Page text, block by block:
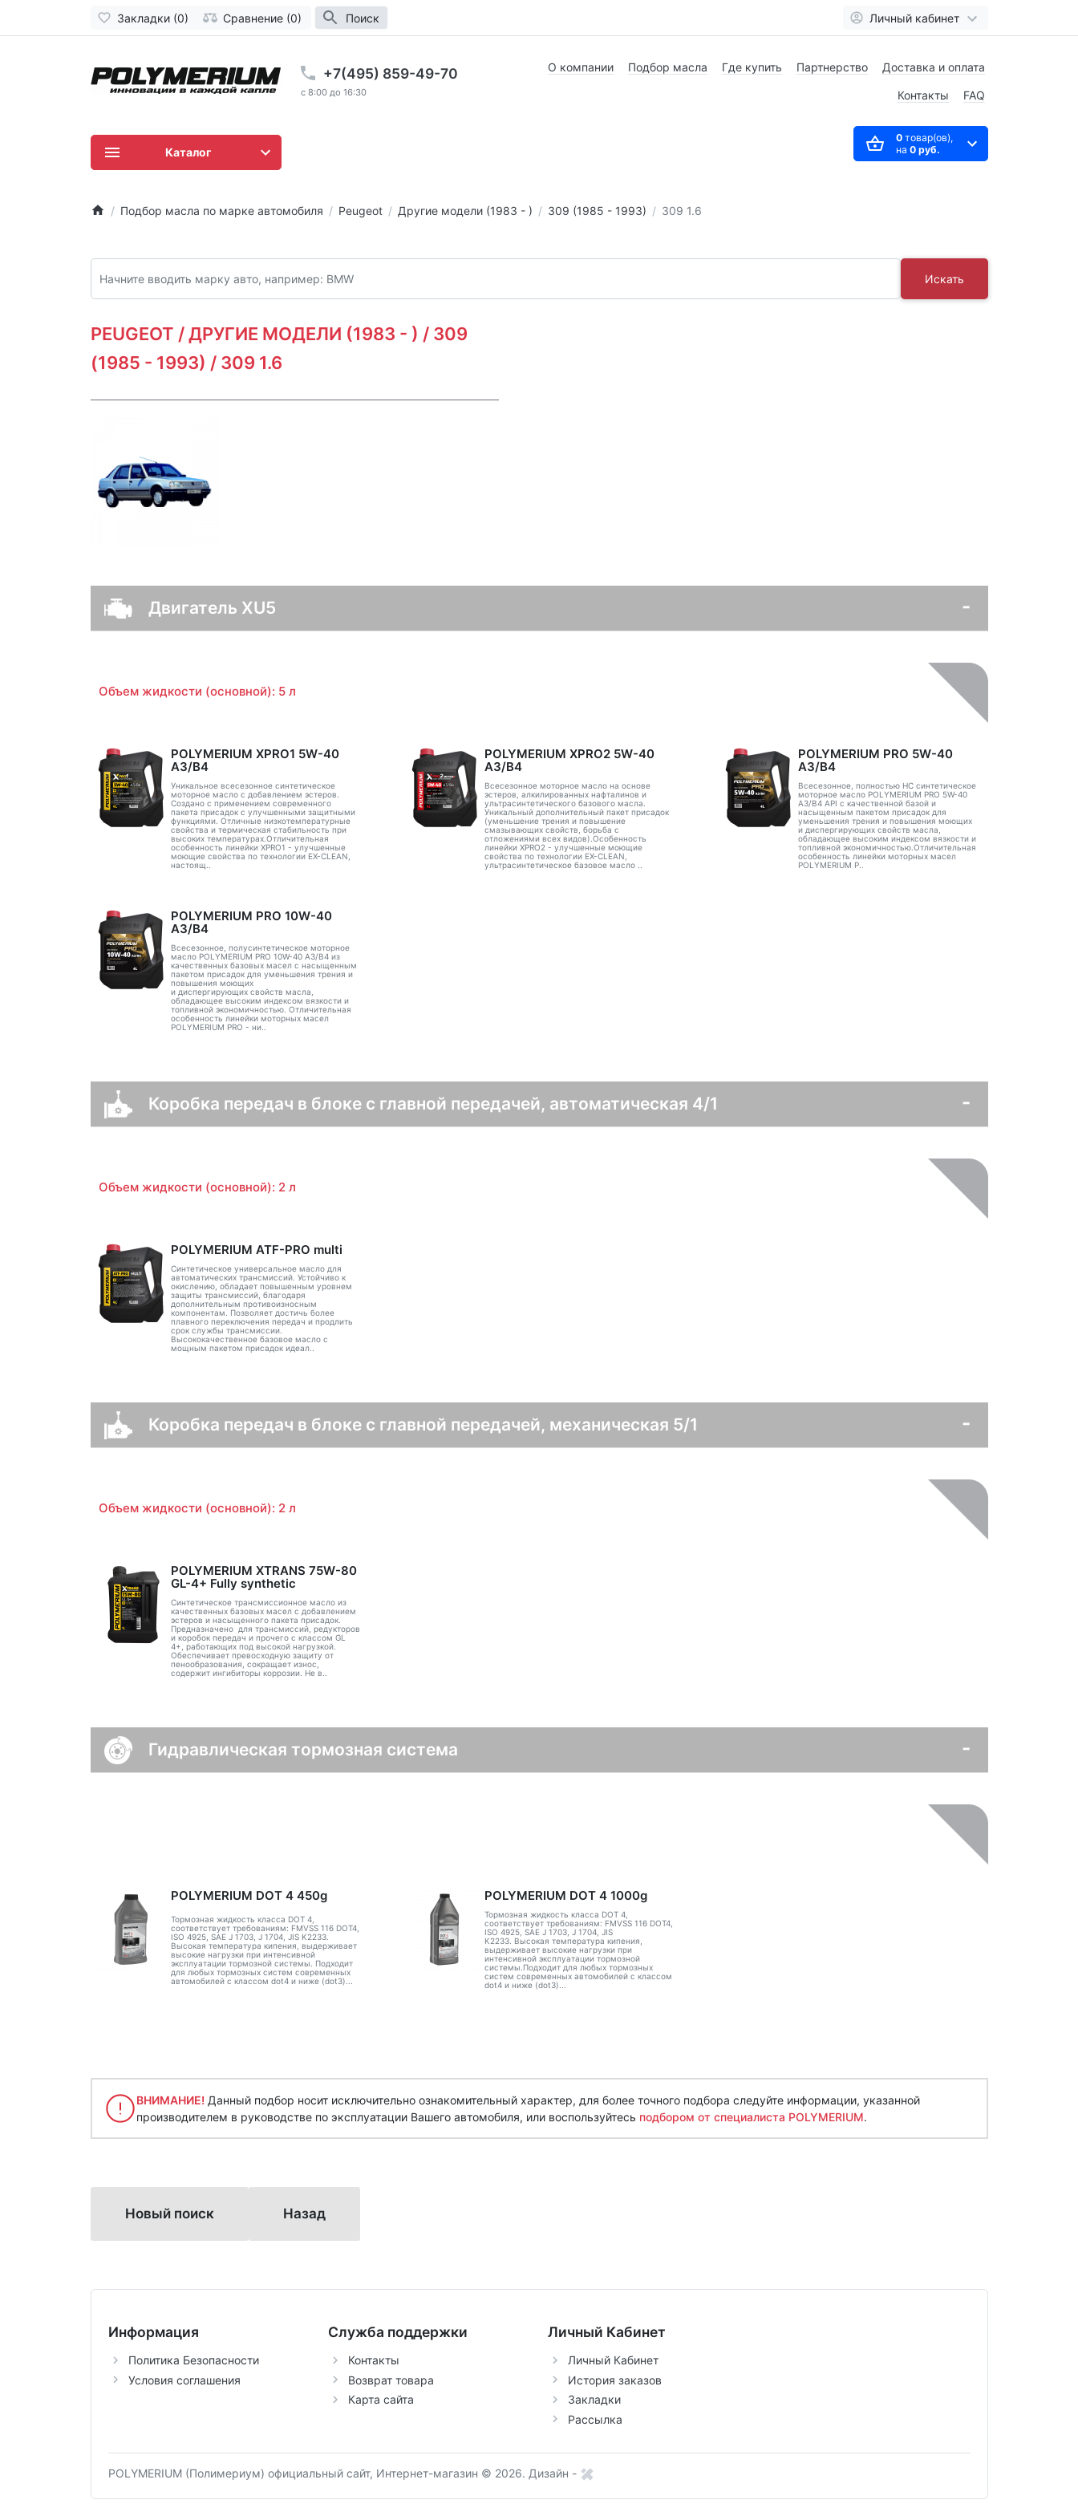
Закладки (0) Сравнение (0) Поиск Личный кабинет
+7(495) 859-49-70
c 8:00 до 16:30
О компании Подбор масла Где купить Партнерство Доставка и оплата
Контакты FAQ
0товар(ов),
на 0 руб.
Каталог
Подбор масла по марке автомобиля Peugeot Другие модели (1983 - ) 309 (1985 - 1993) 309 1.6
Искать
PEUGEOT / ДРУГИЕ МОДЕЛИ (1983 - ) / 309
(1985 - 1993) / 309 1.6
Двигатель XU5
Объем жидкости (основной): 5 л
POLYMERIUM XPRO1 5W-40
A3/B4
Уникальное всесезонное синтетическое
моторное масло с добавлением эстеров.
Создано с применением современного
пакета присадок с улучшенными защитными
функциями. Отличные низкотемпературные
свойства и термическая стабильность при
высоких температурах.Отличительная
особенность линейки XPRO1 - улучшенные
моющие свойства по технологии EX-CLEAN,
настоящ..
POLYMERIUM XPRO2 5W-40
A3/B4
Всесезонное моторное масло на основе
эстеров, алкилированных нафталинов и
ультрасинтетического базового масла.
Уникальный дополнительный пакет присадок
(уменьшение трения и повышение
смазывающих свойств, борьба с
отложениями всех видов).Особенность
линейки XPRO2 - улучшенные моющие
свойства по технологии EX-CLEAN,
ультрасинтетическое базовое масло ..
POLYMERIUM PRO 5W-40
A3/B4
Всесезонное, полностью HC синтетическое
моторное масло POLYMERIUM PRO 5W-40
A3/B4 API с качественной базой и
насыщенным пакетом присадок для
уменьшения трения и повышения моющих
и диспергирующих свойств масла,
обладающее высоким индексом вязкости и
топливной экономичностью.Отличительная
особенность линейки моторных масел
POLYMERIUM P..
POLYMERIUM PRO 10W-40
A3/B4
Всесезонное, полусинтетическое моторное
масло POLYMERIUM PRO 10W-40 A3/B4 из
качественных базовых масел с насыщенным
пакетом присадок для уменьшения трения и
повышения моющих
и диспергирующих свойств масла,
обладающее высоким индексом вязкости и
топливной экономичностью. Отличительная
особенность линейки моторных масел
POLYMERIUM PRO - ни..
Коробка передач в блоке с главной передачей, автоматическая 4/1
Объем жидкости (основной): 2 л
POLYMERIUM ATF-PRO multi
Синтетическое универсальное масло для
автоматических трансмиссий. Устойчиво к
окислению, обладает повышенным уровнем
защиты трансмиссий, благодаря
дополнительным противоизносным
компонентам. Позволяет достичь более
плавного переключения передач и продлить
срок службы трансмиссии.
Высококачественное базовое масло с
мощным пакетом присадок идеал..
Коробка передач в блоке с главной передачей, механическая 5/1
Объем жидкости (основной): 2 л
POLYMERIUM XTRANS 75W-80
GL-4+ Fully synthetic
Синтетическое трансмиссионное масло из
качественных базовых масел с добавлением
эстеров и насыщенного пакета присадок.
Предназначено для трансмиссий, редукторов
и коробок передач и прочего с классом GL
4+, работающих под высокой нагрузкой.
Обеспечивает превосходную защиту от
пенообразования, сокращает износ,
содержит ингибиторы коррозии. Не в..
Гидравлическая тормозная система
POLYMERIUM DOT 4 450g
Тормозная жидкость класса DOT 4,
соответствует требованиям: FMVSS 116 DOT4,
ISO 4925, SAE J 1703, J 1704, JIS K2233.
Высокая температура кипения, выдерживает
высокие нагрузки при интенсивной
эксплуатации тормозной системы. Подходит
для любых тормозных систем современных
автомобилей с классом dot4 и ниже (dot3)...
POLYMERIUM DOT 4 1000g
Тормозная жидкость класса DOT 4,
соответствует требованиям: FMVSS 116 DOT4,
ISO 4925, SAE J 1703, J 1704, JIS
K2233. Высокая температура кипения,
выдерживает высокие нагрузки при
интенсивной эксплуатации тормозной
системы.Подходит для любых тормозных
систем современных автомобилей с классом
dot4 и ниже (dot3)...
ВНИМАНИЕ! Данный подбор носит исключительно ознакомительный характер, для более точного подбора следуйте информации, указанной
производителем в руководстве по эксплуатации Вашего автомобиля, или воспользуйтесь подбором от специалиста POLYMERIUM.
Новый поиск Назад
Информация
Политика Безопасности
Условия соглашения
Служба поддержки
Контакты
Возврат товара
Карта сайта
Личный Кабинет
Личный Кабинет
История заказов
Закладки
Рассылка
POLYMERIUM (Полимериум) официальный сайт, Интернет-магазин © 2026. Дизайн -